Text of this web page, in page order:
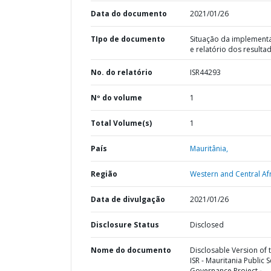
Data do documento 2021/01/26
TIpo de documento
Situação da
e relatório dos
No. do relatório ISR44293
Nº do volume 1
Total Volume(s) 1
País Mauritânia,
Região Western and Central
Data de divulgação 2021/01/26
Disclosure Status Disclosed
Nome do documento
Disclosable Version of
ISR - Mauritania Public